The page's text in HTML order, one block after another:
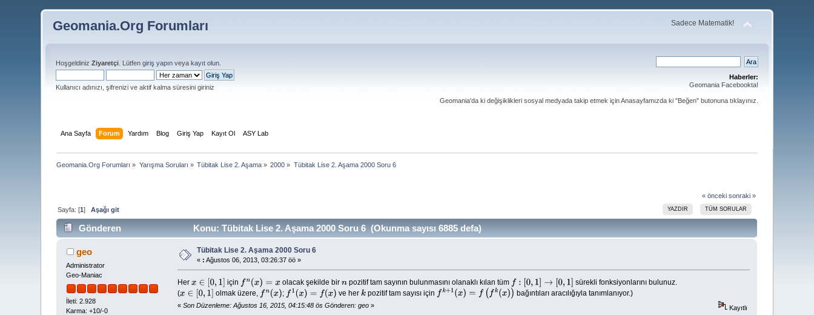
Geomania.Org Forumları Sadece Matematik!
HoşgeldinizZiyaretçi . Lütfengiriş yapın veyakayıt olun
Kullanıcı adınızı, şifrenizi ve aktif kalma süresini giriniz
Haberler:
Geomania Facebookta!
Geomania'da ki değişiklikleri sosyal medyada takip etmek için Anasayfamızda ki "Beğen" butonuna tıklayınız.
Ana Sayfa Forum Yardım Blog Giriş Yap Kayıt Ol ASY Lab
Geomania.Org Forumları » Yarışma Soruları » Tübitak Lise 2. Aşama » 2000 » Tübitak Lise 2. Aşama 2000 Soru 6
« önceki sonraki »
YAZDIR TÜM SORULAR
Sayfa: [1]Aşağı git
Gönderen Konu: Tübitak Lise 2. Aşama 2000 Soru 6 (Okunma sayısı 6885 defa)
geo
Administrator
Geo-Maniac
İleti: 2.928
Karma: +10/-0
Tübitak Lise 2. Aşama 2000 Soru 6
« : Ağustos 06, 2013, 03:26:37 öö »
Her x∈[0 1] için fn(x)=x olacak şekilde bir npozitif tam sayının bulunmasını olanaklı kılan tüm f:[ 0, 1]→[0 1]
sürekli fonksiyonlarını bulunuz.
(x∈[0 1] olmak üzere, fn(x) ; f1( x )= f( x) ve herkpozitif tam sayısı için fk+ 1 (x)=f( k(x)) bağıntıları aracılığıyla tanımlanıyor.)
« Son Düzenleme: Ağustos 16, 2015, 04:15:48 ös Gönderen: geo» Kayıtlı